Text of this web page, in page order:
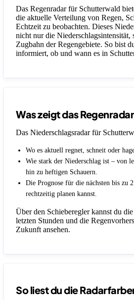
Das Regenradar für Schutterwald
die aktuelle Verteilung von Regen,
Echtzeit zu beobachten. Dieses
nicht nur die Niederschlagsintensität,
Zugbahn der Regengebiete. So bist
informiert, ob und wann es in
Was zeigt das
Das Niederschlagsradar für
Wo es aktuell regnet, schneit oder
Wie stark der Niederschlag ist – von
hin zu heftigen Schauern.
Die Prognose für die nächsten bis zu
rechtzeitig planen kannst.
Über den Schieberegler kannst du
letzten Stunden und die
Zukunft ansehen.
So liest du die